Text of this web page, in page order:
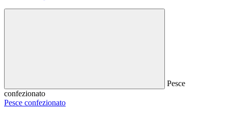
Pesce
confezionato
Pesce confezionato